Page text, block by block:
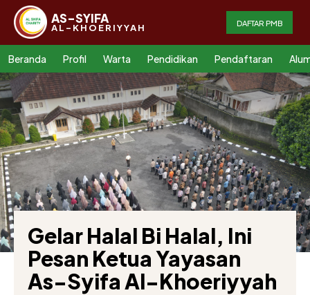
AS-SYIFA
AL-KHOERIYYAH DAFTAR PMB
Beranda Profil Warta Pendidikan Pendaftaran
Gelar Halal Bi Halal, Ini
Pesan Ketua Yayasan
As-Syifa Al-Khoeriyyah